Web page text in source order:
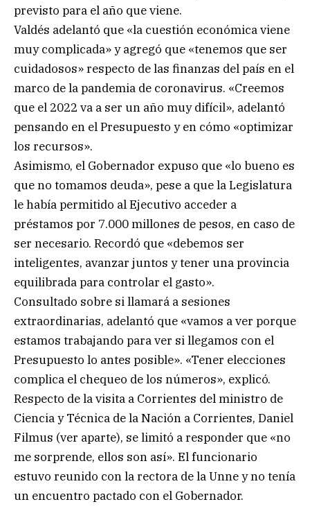
previsto para el año que viene.
Valdés adelantó que «la cuestión económica viene
muy complicada» y agregó que «tenemos que ser
cuidadosos» respecto de las finanzas del país en el
marco de la pandemia de coronavirus. «Creemos
que el 2022 va a ser un año muy difícil», adelantó
pensando en el Presupuesto y en cómo «optimizar
los recursos».
Asimismo, el Gobernador expuso que «lo bueno es
que no tomamos deuda», pese a que la Legislatura
le había permitido al Ejecutivo acceder a
préstamos por 7.000 millones de pesos, en caso de
ser necesario. Recordó que «debemos ser
inteligentes, avanzar juntos y tener una provincia
equilibrada para controlar el gasto».
Consultado sobre si llamará a sesiones
extraordinarias, adelantó que «vamos a ver porque
estamos trabajando para ver si llegamos con el
Presupuesto lo antes posible». «Tener elecciones
complica el chequeo de los números», explicó.
Respecto de la visita a Corrientes del ministro de
Ciencia y Técnica de la Nación a Corrientes, Daniel
Filmus (ver aparte), se limitó a responder que «no
me sorprende, ellos son así». El funcionario
estuvo reunido con la rectora de la Unne y no tenía
un encuentro pactado con el Gobernador.